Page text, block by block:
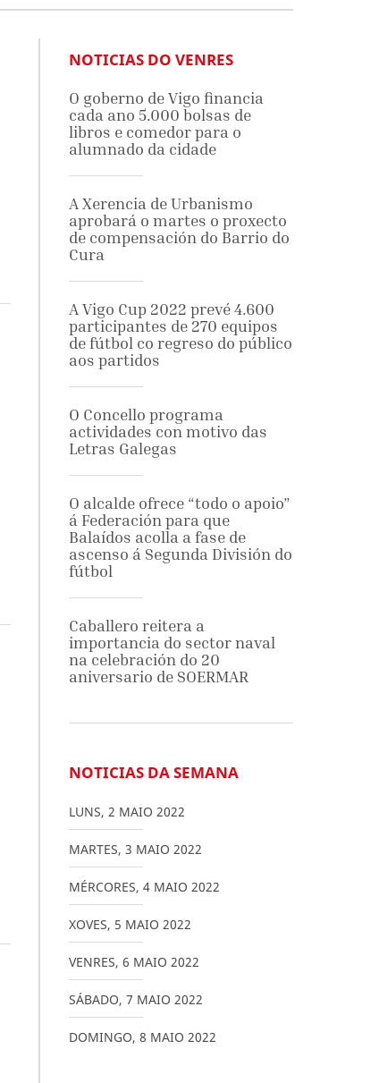
NOTICIAS DO VENRES
O goberno de Vigo financia
cada ano 5.000 bolsas de
libros e comedor para o
alumnado da cidade
A Xerencia de Urbanismo
aprobará o martes o proxecto
de compensación do Barrio do
Cura
A Vigo Cup 2022 prevé 4.600
participantes de 270 equipos
de fútbol co regreso do público
aos partidos
O Concello programa
actividades con motivo das
Letras Galegas
O alcalde ofrece “todo o apoio”
á Federación para que
Balaídos acolla a fase de
ascenso á Segunda División do
fútbol
Caballero reitera a
importancia do sector naval
na celebración do 20
aniversario de SOERMAR
NOTICIAS DA SEMANA
LUNS, 2 MAIO 2022
MARTES, 3 MAIO 2022
MÉRCORES, 4 MAIO 2022
XOVES, 5 MAIO 2022
VENRES, 6 MAIO 2022
SÁBADO, 7 MAIO 2022
DOMINGO, 8 MAIO 2022